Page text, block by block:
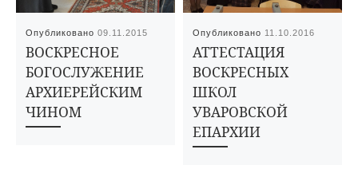
Опубликовано09.11.2015
ВОСКРЕСНОЕ
БОГОСЛУЖЕНИЕ
АРХИЕРЕЙСКИМ
ЧИНОМ
Опубликовано 11.10.2016
АТТЕСТАЦИЯ
ВОСКРЕСНЫХ
ШКОЛ
УВАРОВСКОЙ
ЕПАРХИИ